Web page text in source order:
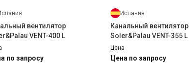
вентилятор
VENT-400 L
по запросу
Испания
Канальный вентилятор
Soler&Palau VENT-355 L
Цена
Цена по запросу